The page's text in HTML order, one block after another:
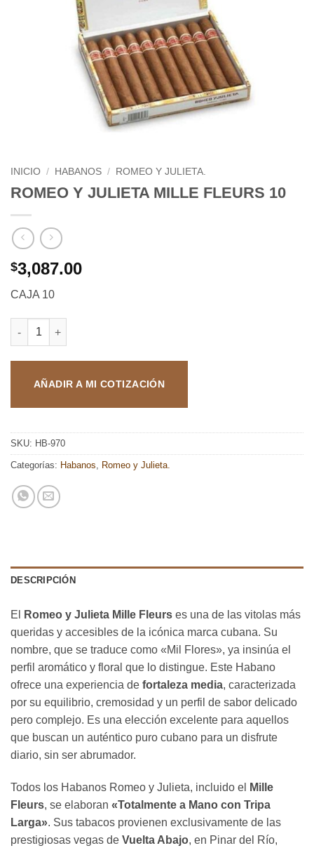
INICIO / HABANOS / ROMEO Y JULIETA.
ROMEO Y JULIETA MILLE FLEURS 10
$3,087.00
CAJA 10
ROMEO Y JULIETA MILLE FLEURS 10 cantidad
AÑADIR A MI COTIZACIÓN
SKU: HB-970
Categorías: Habanos, Romeo y Julieta.
DESCRIPCIÓN
El Romeo y Julieta Mille Fleurs es una de las vitolas más
queridas y accesibles de la icónica marca cubana. Su
nombre, que se traduce como «Mil Flores», ya insinúa el
perfil aromático y floral que lo distingue. Este Habano
ofrece una experiencia de fortaleza media, caracterizada
por su equilibrio, cremosidad y un perfil de sabor delicado
pero complejo. Es una elección excelente para aquellos
que buscan un auténtico puro cubano para un disfrute
diario, sin ser abrumador.
Todos los Habanos Romeo y Julieta, incluido el
Mille
Fleurs, se elaboran «Totalmente a Mano con Tripa
Larga». Sus tabacos provienen exclusivamente de las
prestigiosas vegas de Vuelta Abajo, en Pinar del Río,